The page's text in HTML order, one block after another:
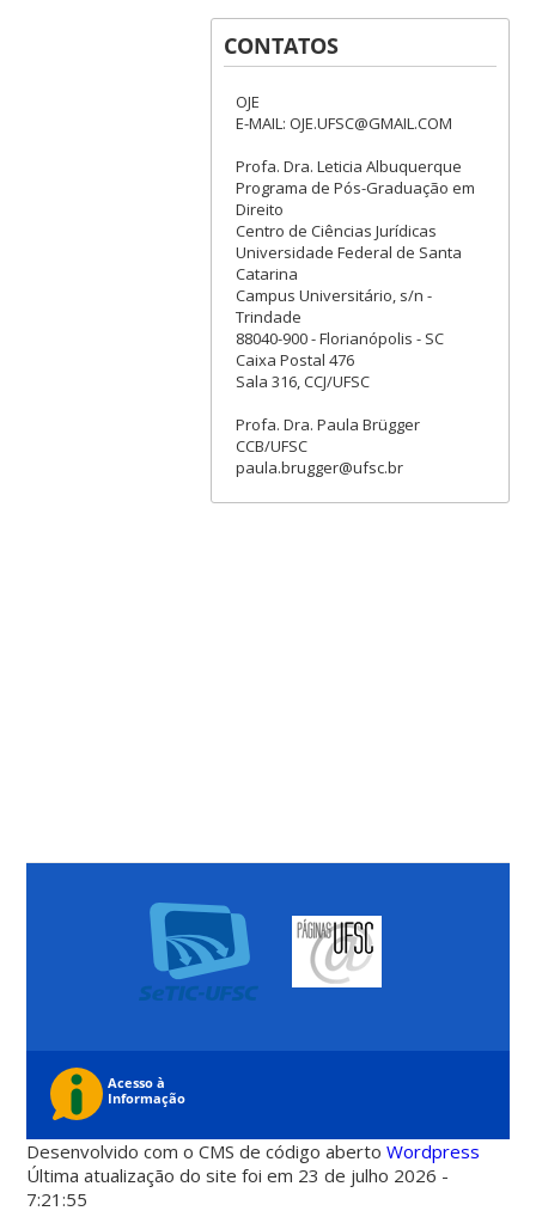
CONTATOS
OJE
E-MAIL: OJE.UFSC@GMAIL.COM
Profa. Dra. Leticia Albuquerque
Programa de Pós-Graduação em
Direito
Centro de Ciências Jurídicas
Universidade Federal de Santa
Catarina
Campus Universitário, s/n -
Trindade
88040-900 - Florianópolis - SC
Caixa Postal 476
Sala 316, CCJ/UFSC
Profa. Dra. Paula Brügger
CCB/UFSC
paula.brugger@ufsc.br
Desenvolvido com o CMS de código abertoWordpress
Última atualização do site foi em 23 de julho 2026 -
7:21:55